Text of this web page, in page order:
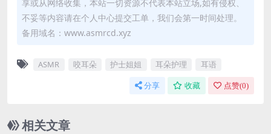
享或从网络收集，本站一切资源不代表本站立场,如有侵权、
不妥等内容请在个人中心提交工单，我们会第一时间处理。
备用域名：www.asmrcd.xyz
ASMR 咬耳朵 护士姐姐 耳朵护理 耳语
分享 收藏 点赞(0)
相关文章